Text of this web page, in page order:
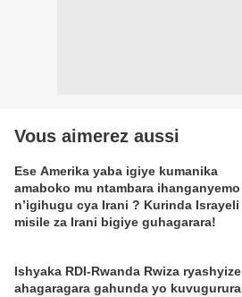
Vous aimerez aussi
Ese Amerika yaba igiye kumanika
amaboko mu ntambara ihanganyemo
n’igihugu cya Irani ? Kurinda Israyeli
misile za Irani bigiye guhagarara!
Ishyaka RDI-Rwanda Rwiza ryashyize
ahagaragara gahunda yo kuvugurura